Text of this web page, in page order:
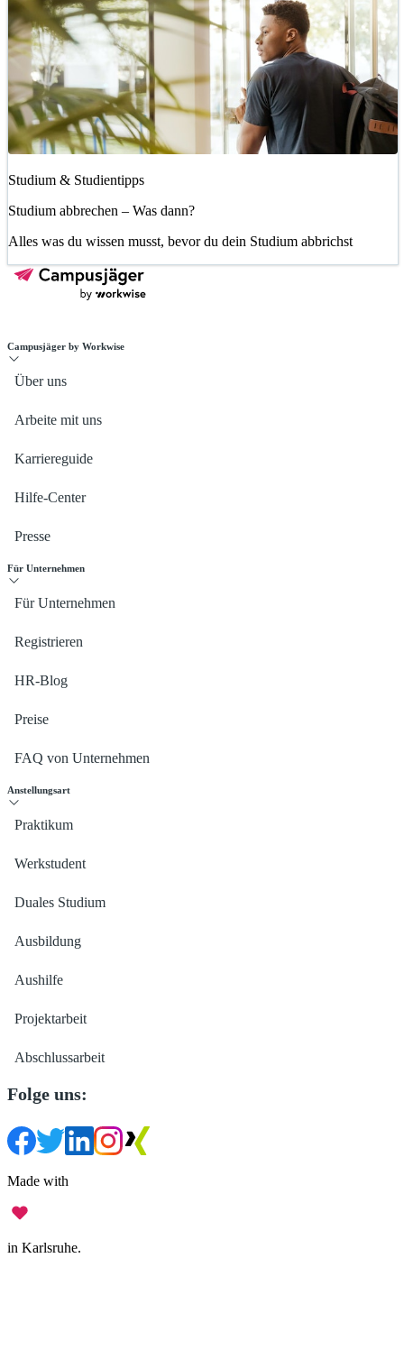
Studium & Studientipps
Studium abbrechen – Was dann?
Alles was du wissen musst, bevor du dein Studium abbrichst
Campusjäger by Workwise
Über uns
Arbeite mit uns
Karriereguide
Hilfe-Center
Presse
Für Unternehmen
Für Unternehmen
Registrieren
HR-Blog
Preise
FAQ von Unternehmen
Anstellungsart
Praktikum
Werkstudent
Duales Studium
Ausbildung
Aushilfe
Projektarbeit
Abschlussarbeit
Folge uns:
Made with
in Karlsruhe.